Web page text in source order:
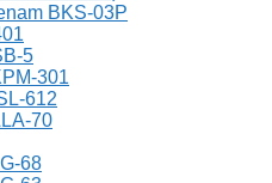
BKS-03P
5
301
612
70
68